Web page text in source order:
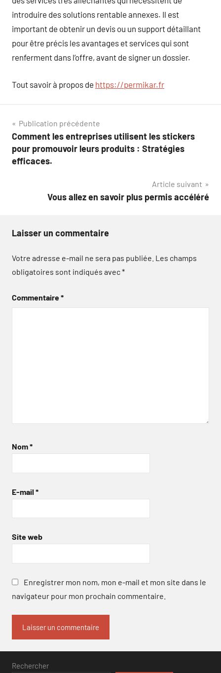
introduire des solutions rentable annexes. Il est
important de obtenir un devis ou un support détaillant
pour être précis les avantages et services qui sont
renferment dans l’offre, avant de signer un dossier.
Tout savoir à propos de https://permikar.fr
Navigation
de
l’article
Publication précédente
Comment les entreprises utilisent les stickers
pour promouvoir leurs produits : Stratégies
efficaces.
Article suivant
Vous allez en savoir plus permis accéléré
Laisser un commentaire
Votre adresse e-mail ne sera pas publiée. Les champs
obligatoires sont indiqués avec*
Commentaire*
Nom*
E-mail *
Site web
Enregistrer mon nom, mon e-mail et mon site dans le
navigateur pour mon prochain commentaire.
Rechercher